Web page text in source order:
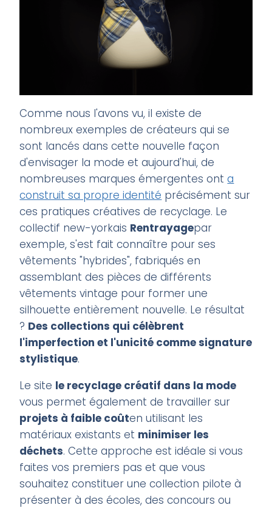
Comme nous l'avons vu, il existe de
nombreux exemples de créateurs qui se
sont lancés dans cette nouvelle façon
d'envisager la mode et aujourd'hui, de
nombreuses marques émergentes onta
construit sa propre identité précisément sur
ces pratiques créatives de recyclage. Le
collectif new-yorkais Rentrayagepar
exemple, s'est fait connaître pour ses
vêtements "hybrides", fabriqués en
assemblant des pièces de différents
vêtements vintage pour former une
silhouette entièrement nouvelle. Le résultat
? Des collections qui célèbrent
l'imperfection et l'unicité comme signature
stylistique.
Le site le recyclage créatif dans la mode
vous permet également de travailler sur
projets à faible coûten utilisant les
matériaux existants et minimiser les
déchets. Cette approche est idéale si vous
faites vos premiers pas et que vous
souhaitez constituer une collection pilote à
présenter à des écoles, des concours ou